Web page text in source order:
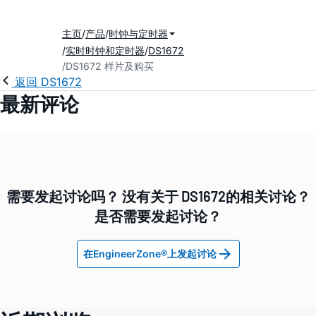
主页 产品 时钟与定时器
实时时钟和定时器 DS1672
DS1672 样片及购买
返回 DS1672
最新评论
需要发起讨论吗？ 没有关于 DS1672的相关讨论？
是否需要发起讨论？
在EngineerZone®上发起讨论